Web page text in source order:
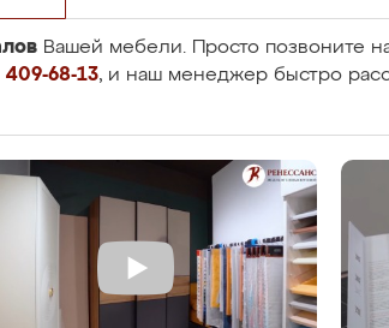
Вашей мебели. Просто позвоните
409-68-13, и наш менеджер быстро